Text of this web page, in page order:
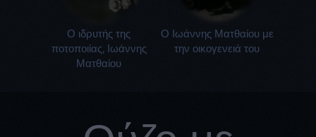
Ο ιδρυτής της
ποτοποιίας, Ιωάννης
Ματθαίου
Ο Ιωάννης Ματθαίου με
την οικογενειά του